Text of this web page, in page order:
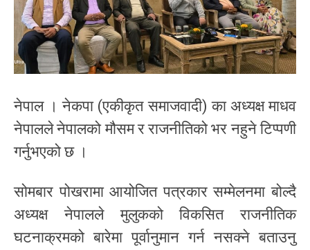
नेपाल । नेकपा (एकीकृत समाजवादी) का अध्यक्ष माधव
नेपालले नेपालको मौसम र राजनीतिको भर नहुने टिप्पणी
गर्नुभएको छ ।
सोमबार पोखरामा आयोजित पत्रकार सम्मेलनमा बोल्दै
अध्यक्ष नेपालले मुलुकको विकसित राजनीतिक
घटनाक्रमको बारेमा पूर्वानुमान गर्न नसक्ने बताउनु